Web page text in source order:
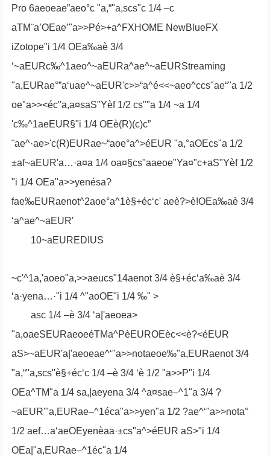
Pro 6aeoeae”aeo°c "a,“"a,scs"c 1/4 –c
aTM¨a’OEae’"a>>Pé>+a^FXHOME NewBlueFX
iZotope"i 1/4 OEa‰aè 3/4
‘~aEURc‰^1aeo^~aEURa^ae^~aEURStreaming
"a,EURae°”a‘uae^~aEUR'c>>“a^é<<~aeo^ccs"ae“"a 1/2
oe"a>><éc"a,a¤saS"Yèf 1/2 cs""a 1/4 ~a 1/4
'c‰^1aeEUR§"i 1/4 OEè(R)(c)c”
¨ae^·ae>'c(R)EURae~“aoe°a^>éEUR "a,°aOEcs"a 1/2
±af~aEUR'a…·a¤a 1/4 oa¤§cs"aaeoe"Ya¤"c+aS"Yèf 1/2
"i 1/4 OEa"a>>yenésa?
fae‰EURaenot^2aoe°a^1è§+éc‘c' aeè?>è!OEa‰aè 3/4
‘a^ae^~aEUR'
10~aEUREDIUS
~c'^1a,'aoeo"a,>>aeucs"14aenot 3/4 è§+éc‘a‰aè 3/4
‘a·yena…·"i 1/4 ^"aoOE"i 1/4 ‰" >
asc 1/4 –è 3/4 ‘a|'aeoea>
"a,oaeSEURaeoeéTMa^PèEUROEèc<<è?<éEUR
aS>~aEUR'a|'aeoeae^‘"a>>notaeoe‰"a,EURaenot 3/4
"a,“"a,scs"è§+éc‘c 1/4 –è 3/4 ‘è 1/2 "a>>P"i 1/4
OEa^TM"a 1/4 sa,|aeyena 3/4 ^a¤sae–^1"a 3/4 ?
~aEUR'"a,EURae–^1éca"a>>yen"a 1/2 ?ae^‘"a>>nota°
1/2 aef…a‘aeOEyenèaa·±cs"a^>éEUR aS>"i 1/4
OEa|"a,EURae–^1éc"a 1/4